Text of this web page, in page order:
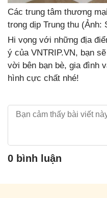
Các trung tâm thương
trong dịp Trung thu (Ảnh:
Hi vọng với những địa
ý của VNTRIP.VN, bạn
vời bên bạn bè, gia đình
hình cực chất nhé!
0 bình luận